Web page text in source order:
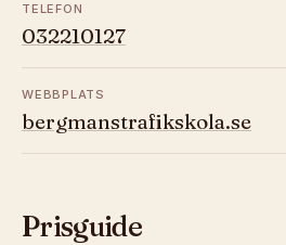
TELEFON
032210127
WEBBPLATS
bergmanstrafikskola.se
Prisguide